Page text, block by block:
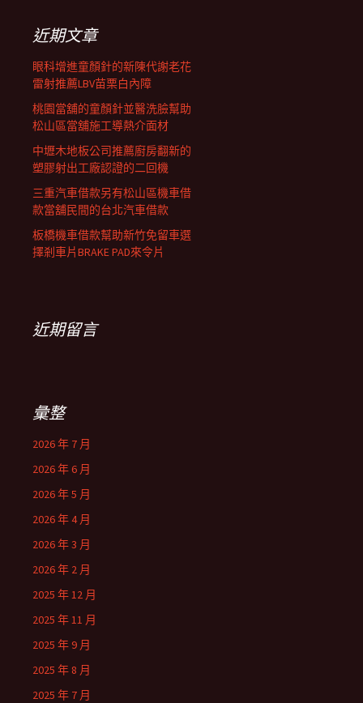
覽
列
近期文章
眼科增進童顏針的新陳代謝老花
雷射推薦LBV苗栗白內障
桃園當舖的童顏針並醫洗臉幫助
松山區當舖施工導熱介面材
中壢木地板公司推薦廚房翻新的
塑膠射出工廠認證的二回機
三重汽車借款另有松山區機車借
款當舖民間的台北汽車借款
板橋機車借款幫助新竹免留車選
擇剎車片BRAKE PAD來令片
近期留言
彙整
2026 年 7 月
2026 年 6 月
2026 年 5 月
2026 年 4 月
2026 年 3 月
2026 年 2 月
2025 年 12 月
2025 年 11 月
2025 年 9 月
2025 年 8 月
2025 年 7 月